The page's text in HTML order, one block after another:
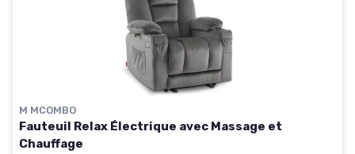
M MCOMBO
Fauteuil Relax Électrique avec Massage et
Chauffage